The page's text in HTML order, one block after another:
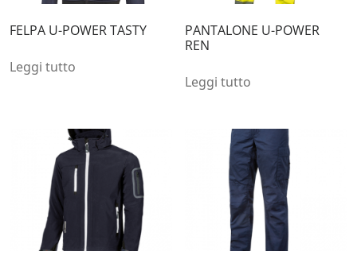
FELPA U-POWER TASTY
Leggi tutto
PANTALONE U-POWER
REN
Leggi tutto